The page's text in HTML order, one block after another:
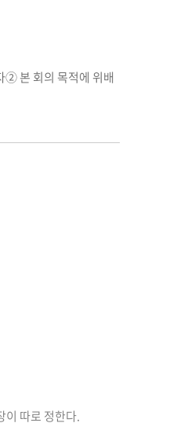
② 본 회의 목적에 위배
이 따로 정한다.